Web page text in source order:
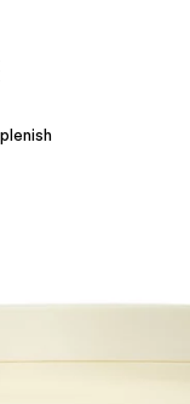
navigation